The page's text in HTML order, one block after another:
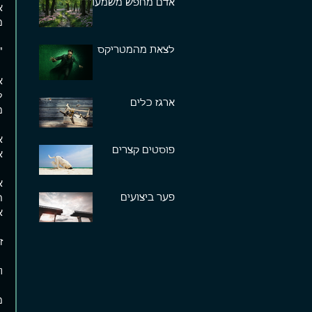
אדם מחפש משמעות
לצאת מהמטריקס
ארגז כלים
פוסטים קצרים
פער ביצועים